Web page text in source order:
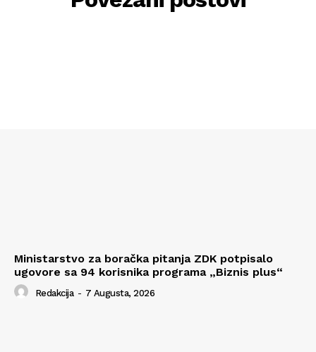
Ministarstvo za boračka pitanja ZDK potpisalo
ugovore sa 94 korisnika programa „Biznis plus“
Redakcija - 7 Augusta, 2026